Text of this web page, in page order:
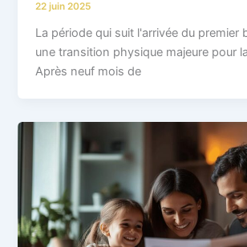
22 juin 2025
La période qui suit l'arrivée du premier
une transition physique majeure pour
Après neuf mois de